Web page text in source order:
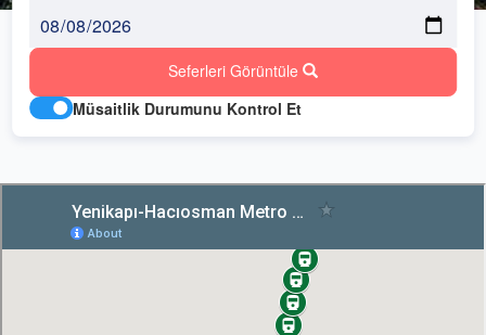
Seferleri Görüntüle
Müsaitlik Durumunu Kontrol Et